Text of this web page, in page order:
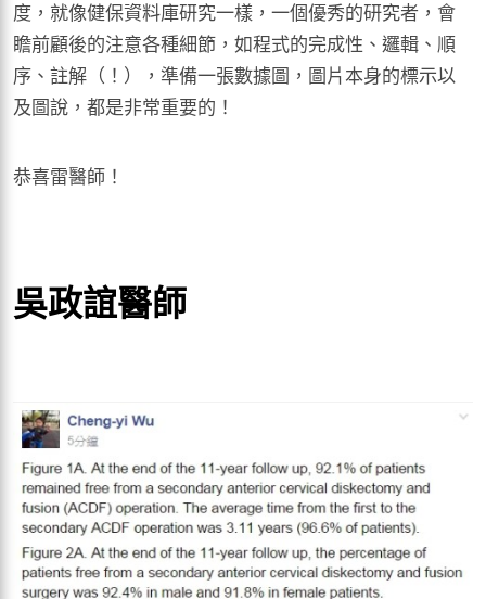
度，就像健保資料庫研究一樣，一個優秀的研究者，會
瞻前顧後的注意各種細節，如程式的完成性、邏輯、順
序、註解（！），準備一張數據圖，圖片本身的標示以
及圖說，都是非常重要的！
恭喜雷醫師！
吳政誼醫師